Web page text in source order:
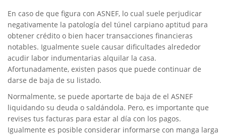
En caso de que figura con ASNEF, lo cual suele perjudicar
negativamente la patologí­a del túnel carpiano aptitud para
obtener crédito o bien hacer transacciones financieras
notables. Igualmente suele causar dificultades alrededor
acudir labor indumentarias alquilar la casa.
Afortunadamente, existen pasos que puede continuar de
darse de baja de su listado.
Normalmente, se puede aportarte de baja de el ASNEF
liquidando su deuda o saldándola. Pero, es importante que
revises tus facturas para estar al día con los pagos.
Igualmente es posible considerar informarse con manga larga